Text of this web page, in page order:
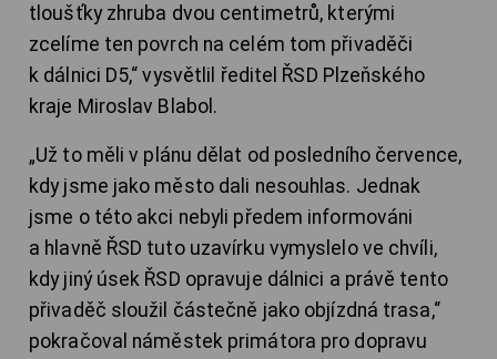
tloušťky zhruba dvou centimetrů, kterými
zcelíme ten povrch na celém tom přivaděči
k dálnici D5,“ vysvětlil ředitel ŘSD Plzeňského
kraje Miroslav Blabol.
„Už to měli v plánu dělat od posledního července,
kdy jsme jako město dali nesouhlas. Jednak
jsme o této akci nebyli předem informováni
a hlavně ŘSD tuto uzavírku vymyslelo ve chvíli,
kdy jiný úsek ŘSD opravuje dálnici a právě tento
přivaděč sloužil částečně jako objízdná trasa,“
pokračoval náměstek primátora pro dopravu